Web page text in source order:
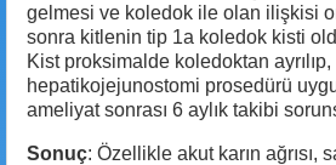
gelmesi ve koledok ile olan ilişkisi
sonra kitlenin tip 1a koledok kisti
Kist proksimalde koledoktan
hepatikojejunostomi prosedürü
ameliyat sonrası 6 aylık takibi
Sonuç: Özellikle akut karın ağrısı,